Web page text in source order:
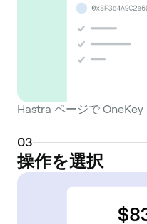
Hastra ページで
03
操作を選択